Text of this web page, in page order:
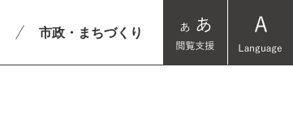
市政・まちづくり